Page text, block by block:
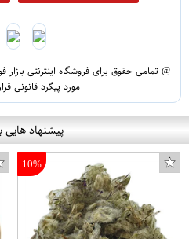
@ تمامی حقوق برای فروشگاه اینترنتی
مورد پیگرد قانونی
پیشنهاد هایی
10%